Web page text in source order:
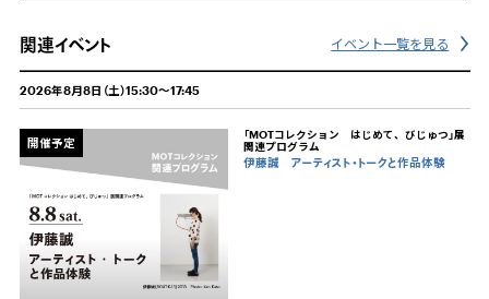
関連イベント イベント一覧を見る
2026年8月8日（土）15:30～17:45
開催予定
「MOTコレクション はじめて、びじゅつ」展
関連プログラム
伊藤誠 アーティスト・トークと作品体験